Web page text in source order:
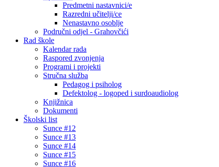
Predmetni nastavnici/e
Razredni učitelji/ce
Nenastavno osoblje
Područni odjel - Grahovčići
Rad škole
Kalendar rada
Raspored zvonjenja
Programi i projekti
Stručna služba
Pedagog i psiholog
Defektolog - logoped i surdoaudiolog
Knjižnica
Dokumenti
Školski list
Sunce #12
Sunce #13
Sunce #14
Sunce #15
Sunce #16